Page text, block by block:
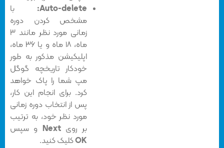
Auto-delete:
مشخص کردن دوره
زمانی مورد نظر مانند ۳
ماه، ۱۸ ماه و یا ۳۶ ماه،
اپلیکیشن مذکور به طور
خودکار تاریخچه گوگل
مپ شما را پاک خواهد
کرد. برای انجام این کار،
پس از انتخاب دوره زمانی
مورد نظر خود، به ترتیب
بر رویNextو سپس
کلیک کنید.